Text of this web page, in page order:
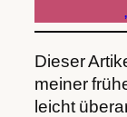
Dieser
meiner
leicht